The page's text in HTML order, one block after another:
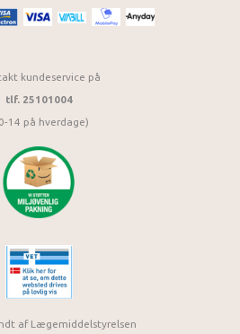
kundeservice på
tlf. 25101004
14 på hverdage)
af Lægemiddelstyrelsen